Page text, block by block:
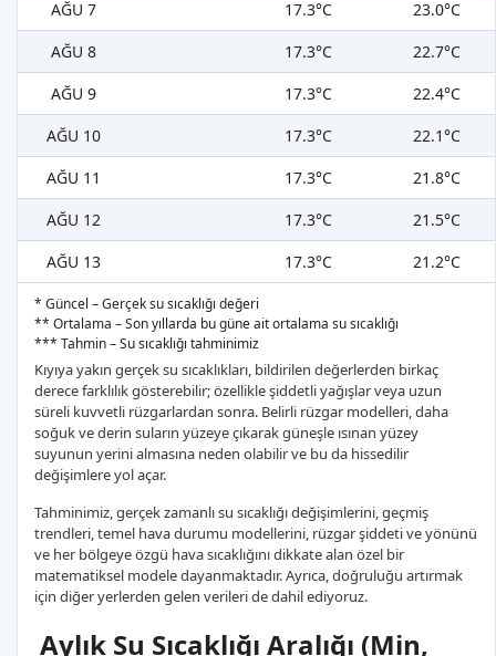
AĞU 7
17.3°C
23.0°C
AĞU 8
17.3°C
22.7°C
AĞU 9
17.3°C
22.4°C
AĞU 10
17.3°C
22.1°C
AĞU 11
17.3°C
21.8°C
AĞU 12
17.3°C
21.5°C
AĞU 13
17.3°C 21.2°C
* Güncel – Gerçek su sıcaklığı değeri
** Ortalama – Son yıllarda bu güne ait ortalama su sıcaklığı
*** Tahmin – Su sıcaklığı tahminimiz
Kıyıya yakın gerçek su sıcaklıkları, bildirilen değerlerden birkaç
derece farklılık gösterebilir; özellikle şiddetli yağışlar veya uzun
süreli kuvvetli rüzgarlardan sonra. Belirli rüzgar modelleri, daha
soğuk ve derin suların yüzeye çıkarak güneşle ısınan yüzey
suyunun yerini almasına neden olabilir ve bu da hissedilir
değişimlere yol açar.
Tahminimiz, gerçek zamanlı su sıcaklığı değişimlerini, geçmiş
trendleri, temel hava durumu modellerini, rüzgar şiddeti ve yönünü
ve her bölgeye özgü hava sıcaklığını dikkate alan özel bir
matematiksel modele dayanmaktadır. Ayrıca, doğruluğu artırmak
için diğer yerlerden gelen verileri de dahil ediyoruz.
Aylık Su Sıcaklığı Aralığı (Min,